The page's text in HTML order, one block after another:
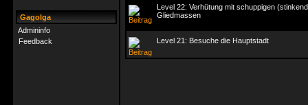
Gagolga
Admininfo
Feedback
Level 22: Verhütung mit schuppigen
Gliedmassen
Level 21: Besuche die Hauptstadt